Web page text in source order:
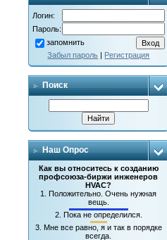
Логин:
Пароль:
запомнить
Забыл пароль | Регистрация
Поиск
Наш Опрос
Как вы относитесь к созданию
профсоюза-биржи инженеров
HVAC?
1.Положительно. Очень нужная
вещь.
2. Пока не определился.
3. Мне все равно, я и так в порядке
всегда.